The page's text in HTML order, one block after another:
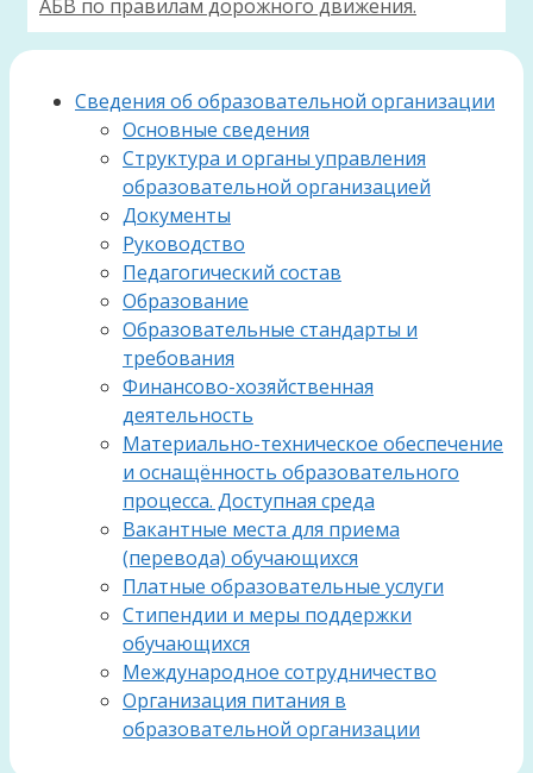
АБВ по правилам дорожного движения.
Сведения об образовательной организации
Основные сведения
Структура и органы управления
образовательной организацией
Документы
Руководство
Педагогический состав
Образование
Образовательные стандарты и
требования
Финансово-хозяйственная
деятельность
Материально-техническое обеспечение
и оснащённость образовательного
процесса. Доступная среда
Вакантные места для приема
(перевода) обучающихся
Платные образовательные услуги
Стипендии и меры поддержки
обучающихся
Международное сотрудничество
Организация питания в
образовательной организации